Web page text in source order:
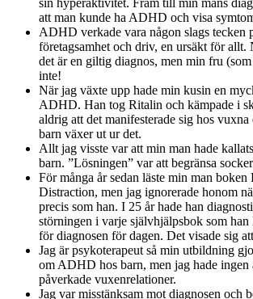
att man kunde ha ADHD och visa
ADHD verkade vara någon slags tecken
företagsamhet och driv, en ursäkt för allt.
det är en giltig diagnos, men min fru
inte!
När jag växte upp hade min kusin en
ADHD. Han tog Ritalin och kämpade i
aldrig att det manifesterade sig hos vuxna
barn växer ut ur det.
Allt jag visste var att min man hade
barn. ”Lösningen” var att begränsa
För många år sedan läste min man
Distraction, men jag ignorerade honom
precis som han. I 25 år hade han
störningen i varje självhjälpsbok som han
för diagnosen för dagen. Det visade sig
Jag är psykoterapeut så min utbildning
om ADHD hos barn, men jag hade ingen
påverkade vuxenrelationer.
Jag var misstänksam mot diagnosen och